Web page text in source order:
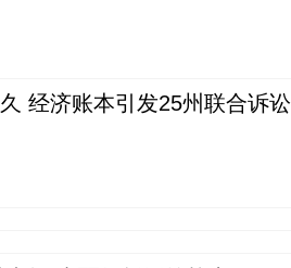
经济账本引发25州联合诉讼